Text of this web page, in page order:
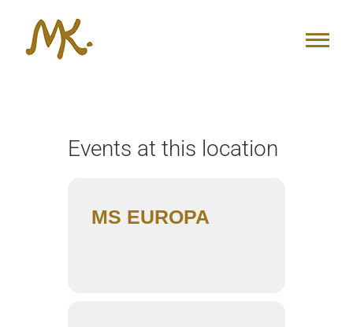
springen
Events at this location
MS EUROPA